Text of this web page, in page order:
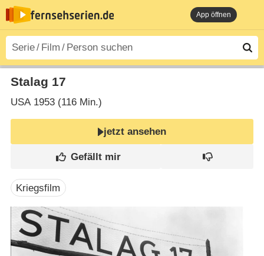
App öffnen
Stalag 17
USA1953 (116 Min.)
jetzt ansehen
Kriegsfilm